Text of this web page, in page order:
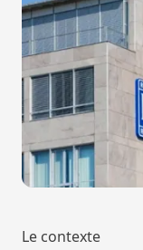
Le contexte